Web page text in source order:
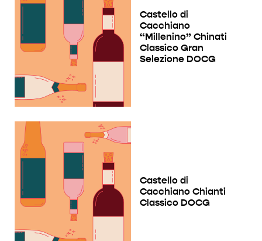
Castello di
Cacchiano
“Millenino” Chinati
Classico Gran
Selezione DOCG
Castello di
Cacchiano Chianti
Classico DOCG